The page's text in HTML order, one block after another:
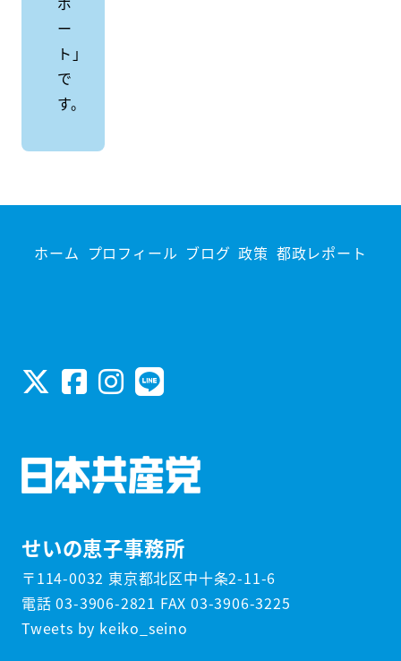
ー
ト」
で
す。
ホーム プロフィール ブログ 政策 都政レポート
せいの恵子事務所
〒114-0032 東京都北区中十条2-11-6
電話 03-3906-2821 FAX 03-3906-3225
Tweets by keiko_seino